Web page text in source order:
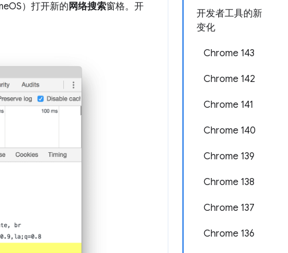
开发者工具的新
变化
Chrome 143
Chrome 142
Chrome 141
Chrome 140
Chrome 139
Chrome 138
Chrome 137
Chrome 136
）打开新的 网络搜索窗格。开